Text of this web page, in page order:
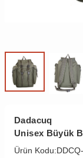
Dadacuq
Unisex Büyük
Ürün Kodu: